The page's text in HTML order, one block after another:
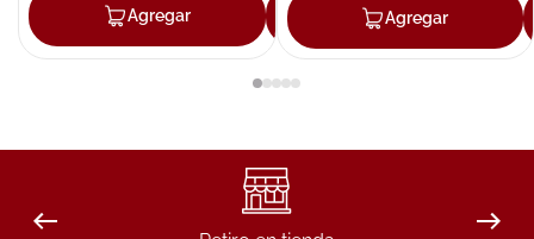
Agregar Agregar
Agregar